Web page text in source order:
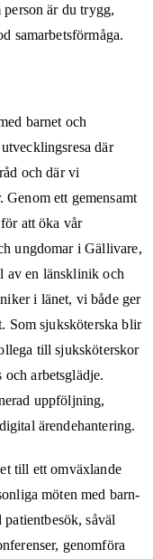
är du trygg,
samarbetsförmåga.
barnet och
där
och där vi
Genom ett gemensamt
att öka vår
ungdomar i Gällivare,
av en länsklinik och
i länet, vi både ger
Som sjuksköterska blir
till sjuksköterskor
arbetsglädje.
uppföljning,
ärendehantering.
till ett omväxlande
möten med barn-
såväl
genomföra